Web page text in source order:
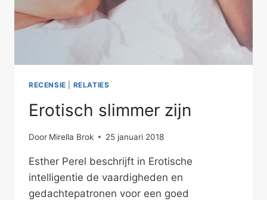
RECENSIE RELATIES
Erotisch slimmer zijn
Door Mirella Brok 25 januari 2018
Esther Perel beschrijft in Erotische
intelligentie de vaardigheden en
gedachtepatronen voor een goed